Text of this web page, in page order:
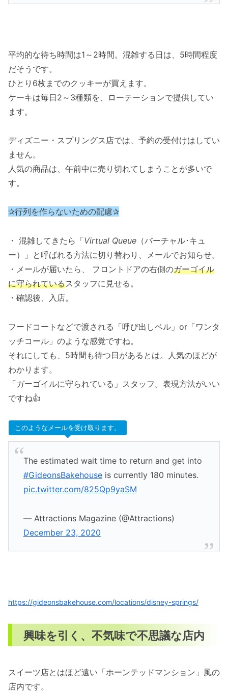
平均的な待ち時間は1～2時間。混雑する日は、5時間程度
だそうです。
ひとり6枚までのクッキーが買えます。
ケーキは毎日2～3種類を、ローテーションで提供してい
ます。
ディズニー・スプリングス店では、予約の受付けはしてい
ません。
人気の商品は、午前中に売り切れてしまうことが多いで
す。
✰行列を作らないための配慮✰
・ 混雑してきたら「Virtual Queue （バーチャル･キュ
ー）」と呼ばれる方法に切り替わり、メールでお知らせ。
・メールが届いたら、 フロントドアの右側のガーゴイル
に守られているスタッフに見せる。
・確認後、入店。
フードコートなどで渡される「呼び出しベル」or「ワンタ
ッチコール」のような感覚ですね。
それにしても、5時間も待つ日があるとは。人気のほどが
わかります。
「ガーゴイルに守られている」スタッフ。表現方法がいい
ですね👍
このようなメールを受け取ります。
The estimated wait time to return and get into
#GideonsBakehouseis currently 180 minutes.
pic.twitter.com/825Qp9yaSM
— Attractions Magazine (@Attractions)
December 23, 2020
https://gideonsbakehouse.com/locations/disney-springs/
興味を引く、不気味で不思議な店内
スイーツ店とはほど遠い「ホーンテッドマンション」風の
店内です。